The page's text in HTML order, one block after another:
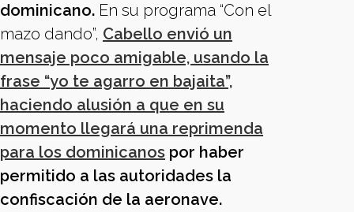
dominicano. En su programa “Con el
mazo dando”, Cabello envió un
mensaje poco amigable, usando la
frase “yo te agarro en bajaita”,
haciendo alusión a que en su
momento llegará una reprimenda
para los dominicanos por haber
permitido a las autoridades la
confiscación de la aeronave.